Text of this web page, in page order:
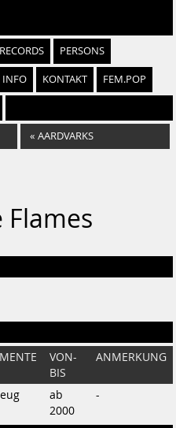
RECORDS PERSONS
INFO KONTAKT FEM.POP
« AARDVARKS
Flames
VON-
BIS
ANMERKUNG
ab
2000
-